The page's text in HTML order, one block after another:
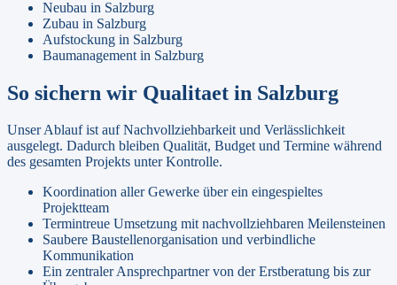
Neubau in Salzburg
Zubau in Salzburg
Aufstockung in Salzburg
Baumanagement in Salzburg
So sichern wir Qualitaet in Salzburg
Unser Ablauf ist auf Nachvollziehbarkeit und Verlässlichkeit
ausgelegt. Dadurch bleiben Qualität, Budget und Termine während
des gesamten Projekts unter Kontrolle.
Koordination aller Gewerke über ein eingespieltes
Projektteam
Termintreue Umsetzung mit nachvollziehbaren Meilensteinen
Saubere Baustellenorganisation und verbindliche
Kommunikation
Ein zentraler Ansprechpartner von der Erstberatung bis zur